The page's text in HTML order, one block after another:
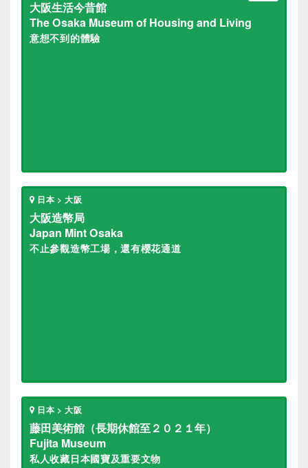
大阪生活今昔館
The Osaka Museum of Housing and Living
意想不到的體驗
日本 > 大阪
大阪造幣局
Japan Mint Osaka
不止參觀造幣工場，還有櫻花通道
日本 > 大阪
藤田美術館（長期休館至２０２１年）
Fujita Museum
私人收藏日本國寶及重要文物